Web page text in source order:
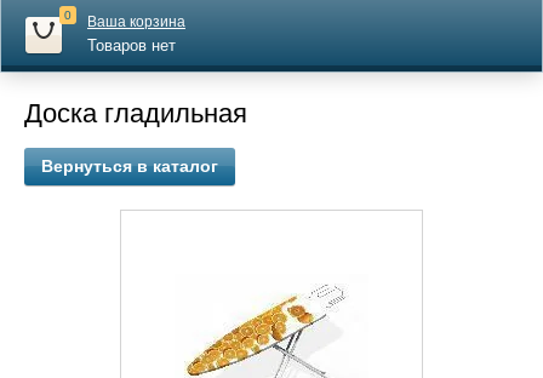
0 Ваша корзина
Товаров нет
Доска гладильная
Вернуться в каталог